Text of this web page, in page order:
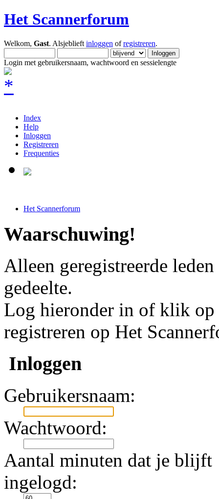
Het Scannerforum
Welkom, Gast. Alsjeblieft inloggen ofregistreren.
Login met gebruikersnaam, wachtwoord en sessielengte
Index
Help
Inloggen
Registreren
Frequenties
Het Scannerforum
Waarschuwing!
Alleen geregistreerde
gedeelte.
Log hieronder in of klik op
registreren op Het
Inloggen
Gebruikersnaam:
Wachtwoord:
Aantal minuten dat je blijft
ingelogd: